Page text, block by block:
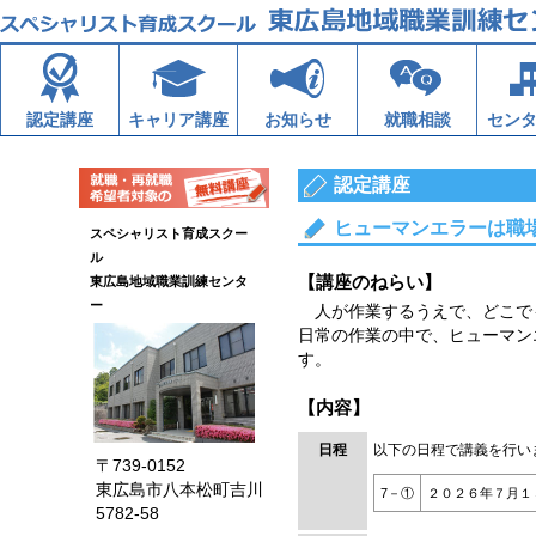
認定講座 キャリア講座 お知らせ 就職相談 セン
認定講座
ヒューマンエラーは職
【講座のねらい】
人が作業するうえで、どこで
日常の作業の中で、ヒューマ
す。
【内容】
日程 以下の日程で講義を行
7－① ２０２６年７月
スペシャリスト育成スクー
ル
東広島地域職業訓練センタ
ー
〒739-0152
東広島市八本松町吉川
5782-58